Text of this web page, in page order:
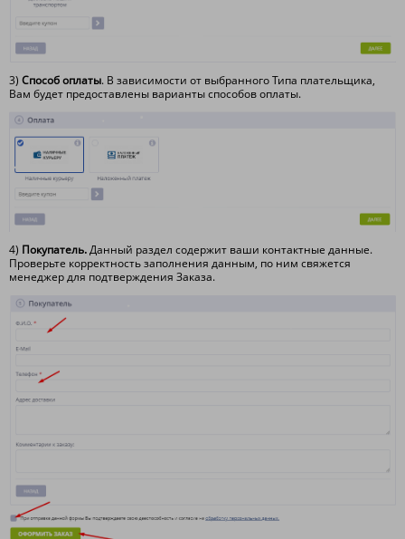
3) Способ оплаты. В зависимости от выбранного Типа плательщика,
Вам будет предоставлены варианты способов оплаты.
4) Покупатель.Данный раздел содержит ваши контактные данные.
Проверьте корректность заполнения данным, по ним свяжется
менеджер для подтверждения Заказа.